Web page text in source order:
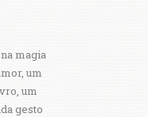
magia
um
um
gesto